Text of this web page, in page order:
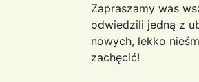
Zapraszamy was
odwiedzili jedną z
nowych, lekko
zachęcić!